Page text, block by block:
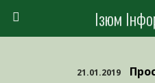
Ізюм
21.01.2019